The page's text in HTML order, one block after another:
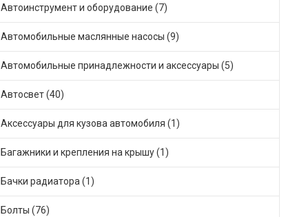
Автоинструмент и оборудование (7)
Автомобильные маслянные насосы (9)
Автомобильные принадлежности и аксессуары (5)
Автосвет (40)
Аксессуары для кузова автомобиля (1)
Багажники и крепления на крышу (1)
Бачки радиатора (1)
Болты (76)